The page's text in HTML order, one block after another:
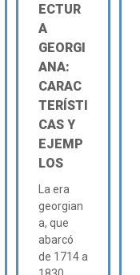
ECTUR
A
GEORGI
ANA:
CARAC
TERÍSTI
CAS Y
EJEMP
LOS
La era
georgian
a, que
abarcó
de 1714 a